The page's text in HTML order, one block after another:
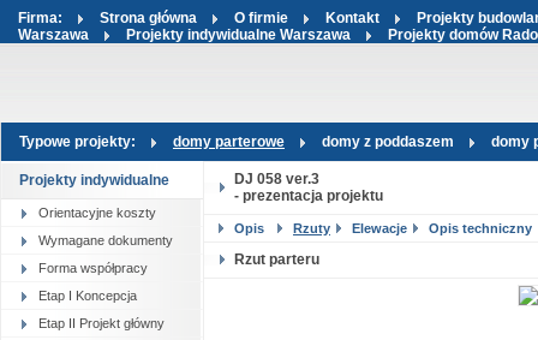
Firma: Strona główna O firmie Kontakt
Projekty
Warszawa
Projekty indywidualne Warszawa Projekty domów
Typowe projekty: domy parterowe domy z poddaszem domy
Projekty indywidualne
Orientacyjne koszty
Wymagane dokumenty
Forma współpracy
Etap I Koncepcja
Etap II Projekt główny
DJ 058 ver.3
- prezentacja projektu
Opis Rzuty Elewacje Opis techniczny
Rzut parteru